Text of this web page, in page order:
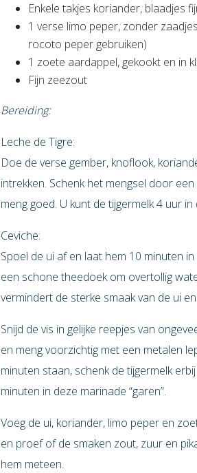
Enkele takjes koriander, blaadjes
1 verse limo peper, zonder
rocoto peper gebruiken)
1 zoete aardappel, gekookt en in
Fijn zeezout
Bereiding:
Leche de Tigre:
Doe de verse gember, knoflook,
intrekken. Schenk het mengsel door
meng goed. U kunt de tijgermelk 4 uur
Ceviche:
Spoel de ui af en laat hem 10 minuten
een schone theedoek om overtollig
vermindert de sterke smaak van de ui
Snijd de vis in gelijke reepjes van
en meng voorzichtig met een metalen
minuten staan, schenk de tijgermelk
minuten in deze marinade “garen”.
Voeg de ui, koriander, limo peper en
en proef of de smaken zout, zuur en
hem meteen.